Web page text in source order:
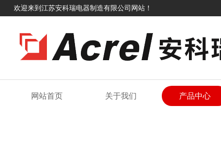
欢迎来到江苏安科瑞电器制造有限公司网站！
网站首页 关于我们 产品中心